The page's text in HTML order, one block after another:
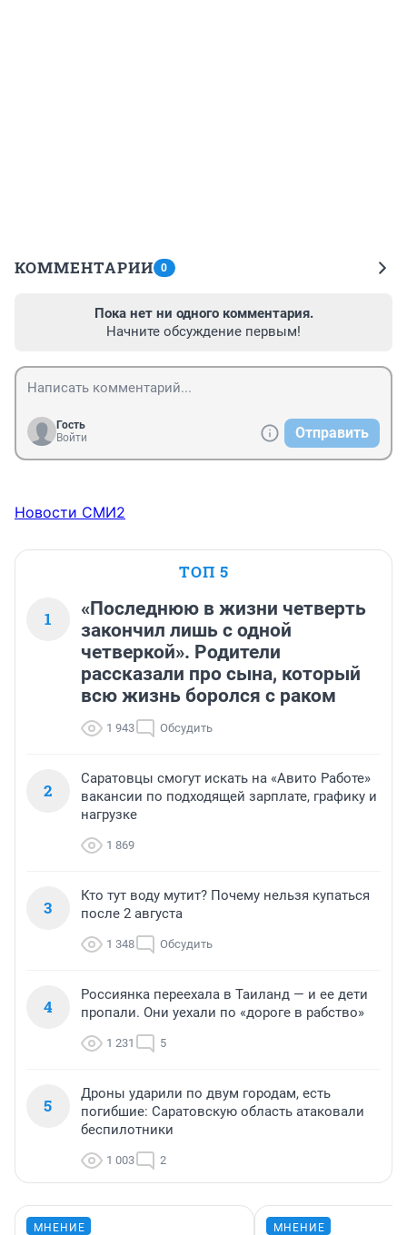
КОММЕНТАРИИ 0
Пока нет ни одного комментария.
Начните обсуждение первым!
Гость
Войти
Отправить
Новости СМИ2
ТОП 5
1
«Последнюю в жизни четверть
закончил лишь с одной
четверкой». Родители
рассказали про сына, который
всю жизнь боролся с раком
1 943 Обсудить
2
Саратовцы смогут искать на «Авито Работе»
вакансии по подходящей зарплате, графику и
нагрузке
1 869
3
Кто тут воду мутит? Почему нельзя купаться
после 2 августа
1 348 Обсудить
4
Россиянка переехала в Таиланд — и ее дети
пропали. Они уехали по «дороге в рабство»
1 231 5
5
Дроны ударили по двум городам, есть
погибшие: Саратовскую область атаковали
беспилотники
1 003 2
МНЕНИЕ МНЕНИЕ